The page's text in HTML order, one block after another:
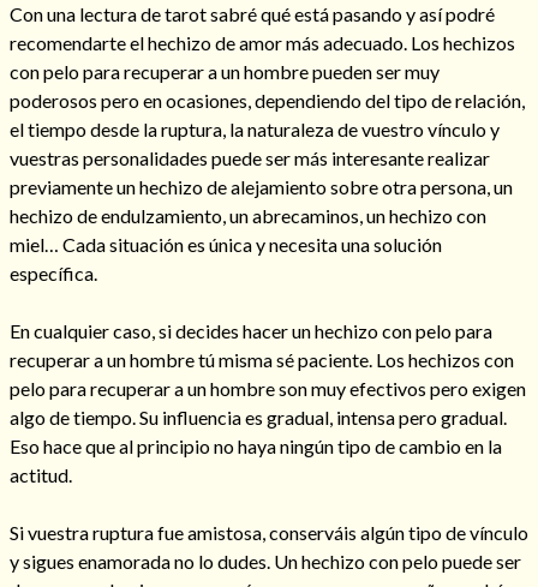
Endulzamiento
Consulta de tarot online
Con una lectura de tarot sabré qué está pasando y así podré
recomendarte el hechizo de amor más adecuado. Los hechizos
con pelo para recuperar a un hombre pueden ser muy
poderosos pero en ocasiones, dependiendo del tipo de relación,
el tiempo desde la ruptura, la naturaleza de vuestro vínculo y
vuestras personalidades puede ser más interesante realizar
previamente un hechizo de alejamiento sobre otra persona, un
hechizo de endulzamiento, un abrecaminos, un hechizo con
miel… Cada situación es única y necesita una solución
específica.
En cualquier caso, si decides hacer un hechizo con pelo para
recuperar a un hombre tú misma sé paciente. Los hechizos con
pelo para recuperar a un hombre son muy efectivos pero exigen
algo de tiempo. Su influencia es gradual, intensa pero gradual.
Eso hace que al principio no haya ningún tipo de cambio en la
actitud.
Si vuestra ruptura fue amistosa, conserváis algún tipo de vínculo
y sigues enamorada no lo dudes. Un hechizo con pelo puede ser